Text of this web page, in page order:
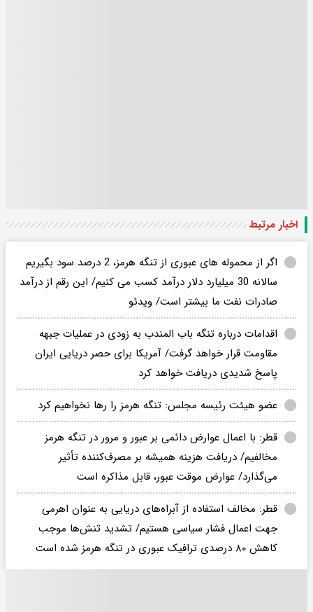
اخبار مرتبط
اگر از محموله های عبوری از تنگه هرمز، 2 درصد سود بگیریم
سالانه 30 میلیارد دلار درآمد کسب می کنیم/ این رقم از درآمد
صادرات نفت ما بیشتر است/ ویدئو
اقدامات درباره تنگه باب المندب به زودی در عملیات جبهه
مقاومت قرار خواهد گرفت/ آمریکا برای حصر دریایی ایران
پاسخ شدیدی دریافت خواهد کرد
عضو هیئت رئیسه مجلس: تنگه هرمز را رها نخواهیم کرد
قطر: با اعمال عوارض دائمی بر عبور و مرور در تنگه هرمز
مخالفیم/ دریافت هزینه همیشه بر مصرف‌کننده تأثیر
می‌گذارد/ عوارض موقت عبور، قابل مذاکره است
قطر: مخالف استفاده از آبراه‌های دریایی به عنوان اهرمی
جهت اعمال فشار سیاسی هستیم/ تشدید تنش‌ها موجب
کاهش ۸۰ درصدی ترافیک عبوری در تنگه هرمز شده است